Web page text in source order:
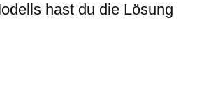
hast du die Lösung